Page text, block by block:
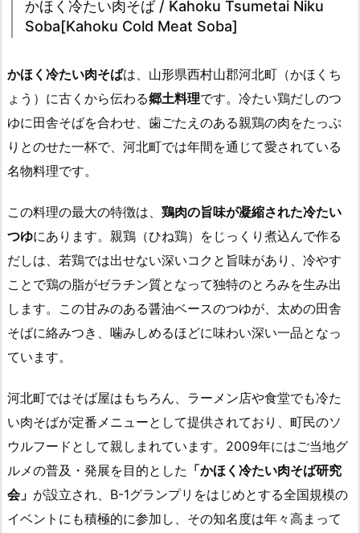
かほく冷たい肉そば / Kahoku Tsumetai Niku
Soba[Kahoku Cold Meat Soba]
かほく冷たい肉そばは、山形県西村山郡河北町（かほくち
ょう）に古くから伝わる郷土料理です。冷たい鶏だしのつ
ゆに田舎そばを合わせ、歯ごたえのある親鶏の肉をたっぷ
りとのせた一杯で、河北町では年間を通じて愛されている
名物料理です。
この料理の最大の特徴は、 鶏肉の旨味が凝縮された冷たい
つゆにあります。親鶏（ひね鶏）をじっくり煮込んで作る
だしは、若鶏では出せない深いコクと旨味があり、冷やす
ことで鶏の脂がゼラチン質となって独特のとろみを生み出
します。この甘みのある醤油ベースのつゆが、太めの田舎
そばに絡みつき、噛みしめるほどに味わい深い一品となっ
ています。
河北町ではそば屋はもちろん、ラーメン店や食堂でも冷た
い肉そばが定番メニューとして提供されており、町民のソ
ウルフードとして親しまれています。2009年にはご当地グ
ルメの普及・発展を目的とした 「かほく冷たい肉そば研究
会」 が設立され、B-1グランプリをはじめとする全国規模の
イベントにも積極的に参加し、その知名度は年々高まって